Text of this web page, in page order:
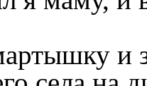
и